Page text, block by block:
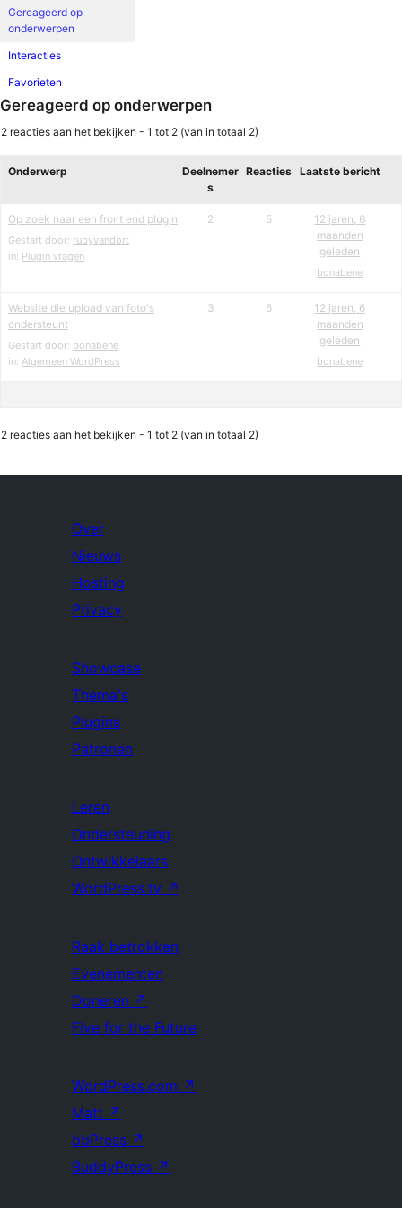
Gereageerd op
onderwerpen
Interacties
Favorieten
Gereageerd op onderwerpen
2 reacties aan het bekijken - 1 tot 2 (van in totaal 2)
Onderwerp
Deelnemer
s
Reacties Laatste bericht
Op zoek naar een front end plugin
Gestart door: rubyvandort
in: Plugin vragen
2 5
12 jaren, 6
maanden
geleden
bonabene
Website die upload van foto's
ondersteunt
Gestart door: bonabene
in: Algemeen WordPress
3 6
12 jaren, 6
maanden
geleden
bonabene
2 reacties aan het bekijken - 1 tot 2 (van in totaal 2)
Over
Nieuws
Hosting
Privacy
Showcase
Thema's
Plugins
Patronen
Leren
Ondersteuning
Ontwikkelaars
WordPress.tv ↗
Raak betrokken
Evenementen
Doneren ↗
Five for the Future
WordPress.com ↗
Matt ↗
bbPress ↗
BuddyPress ↗